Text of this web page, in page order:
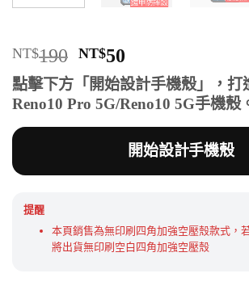
NT$190 原
始
價
格：
NT$190。
NT$50
前
價
格：
NT$50。
點擊下方「開始設計手機殼」，打
Reno10 Pro 5G/Reno10 5G手機殼
開始設計手機殼
提醒
本頁銷售為無印刷四角加強空壓殼款式，
將出貨無印刷空白四角加強空壓殼